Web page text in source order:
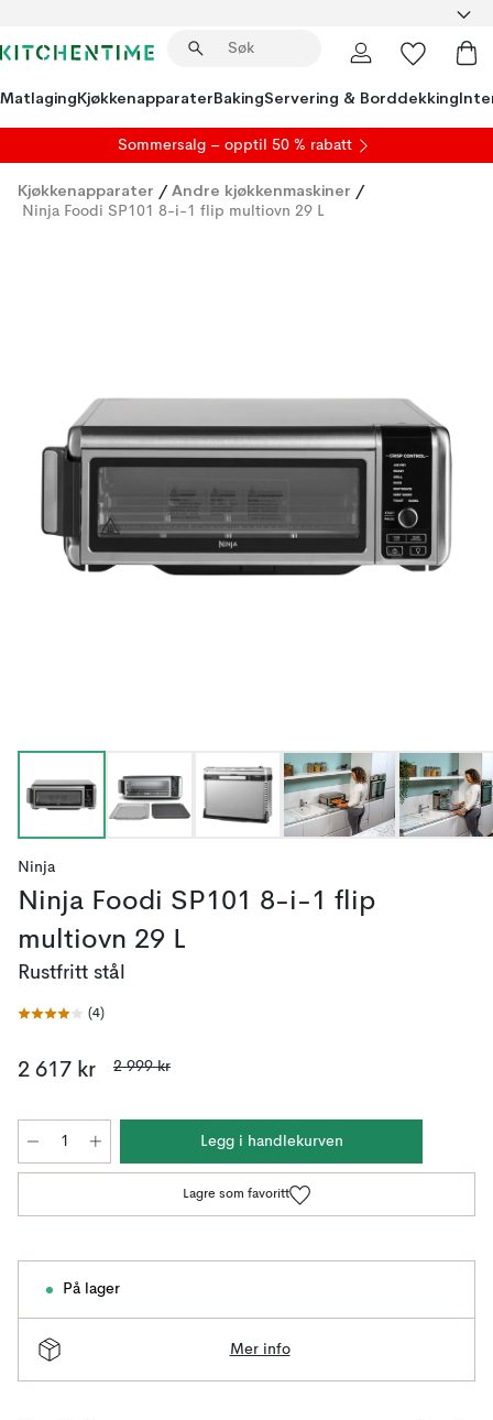
MatlagingKjøkkenapparaterBakingServering & Borddekking
Sommersalg – opptil 50 % rabatt
Kjøkkenapparater / Andre kjøkkenmaskiner /
Ninja Foodi SP101 8-i-1 flip multiovn 29 L
Ninja
Ninja Foodi SP101 8-i-1 flip
multiovn 29 L
Rustfritt stål
(4)
2 617 kr 2 999 kr
Legg i handlekurven
Lagre som favoritt
På lager
Mer info